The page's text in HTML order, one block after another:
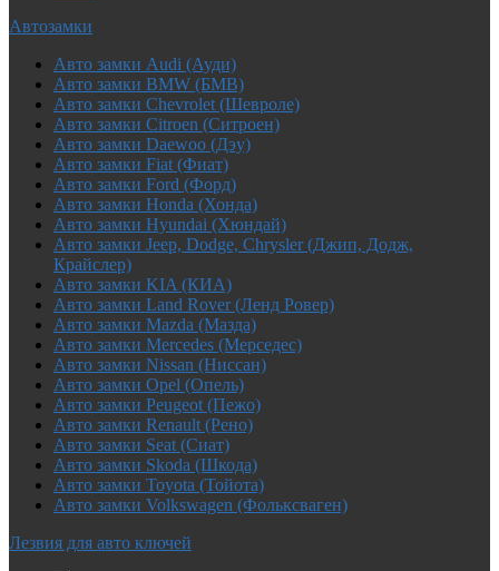
Автозамки
Авто замки Audi (Ауди)
Авто замки BMW (БМВ)
Авто замки Chevrolet (Шевроле)
Авто замки Citroen (Ситроен)
Авто замки Daewoo (Дэу)
Авто замки Fiat (Фиат)
Авто замки Ford (Форд)
Авто замки Honda (Хонда)
Авто замки Hyundai (Хюндай)
Авто замки Jeep, Dodge, Chrysler (Джип, Додж,
Крайслер)
Авто замки KIA (КИА)
Авто замки Land Rover (Ленд Ровер)
Авто замки Mazda (Мазда)
Авто замки Mercedes (Мерседес)
Авто замки Nissan (Ниссан)
Авто замки Opel (Опель)
Авто замки Peugeot (Пежо)
Авто замки Renault (Рено)
Авто замки Seat (Сиат)
Авто замки Skoda (Шкода)
Авто замки Toyota (Тойота)
Авто замки Volkswagen (Фольксваген)
Лезвия для авто ключей